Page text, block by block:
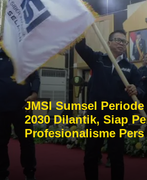
JMSI Sumsel Periode
2030 Dilantik, Siap
Profesionalisme